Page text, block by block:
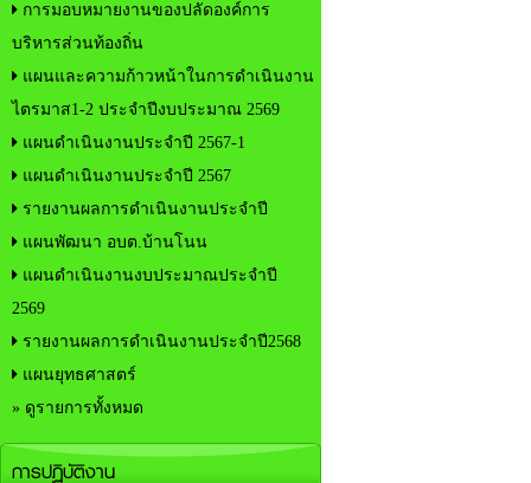
การมอบหมายงานของปลัดองค์การ
บริหารส่วนท้องถิ่น
แผนและความก้าวหน้าในการดำเนินงาน
ไตรมาส1-2 ประจำปีงบประมาณ 2569
แผนดำเนินงานประจำปี 2567-1
แผนดำเนินงานประจำปี 2567
รายงานผลการดำเนินงานประจำปี
แผนพัฒนา อบต.บ้านโนน
แผนดำเนินงานงบประมาณประจำปี
2569
รายงานผลการดำเนินงานประจำปี2568
แผนยุทธศาสตร์
» ดูรายการทั้งหมด
การปฏิบัติงาน